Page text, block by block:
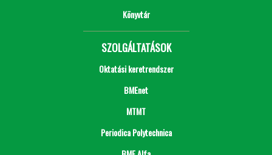
Könyvtár
SZOLGÁLTATÁSOK
Oktatási keretrendszer
BMEnet
MTMT
Periodica Polytechnica